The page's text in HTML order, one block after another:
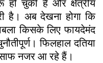
हो चुकी है और क्षेत्रीय
है। अब देखना होगा कि
किसके लिए फायदेमंद
फिलहाल दतिया
नजर आ रहे हैं।